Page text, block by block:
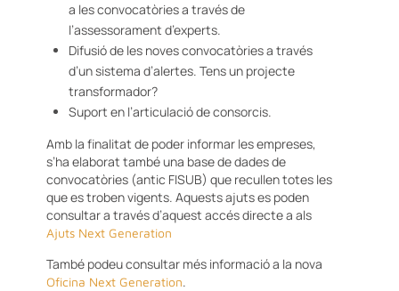
a les convocatòries a través de
l’assessorament d’experts.
Difusió de les noves convocatòries a través
d’un sistema d’alertes. Tens un projecte
transformador?
Suport en l’articulació de consorcis.
Amb la finalitat de poder informar les empreses,
s’ha elaborat també una base de dades de
convocatòries (antic FISUB) que recullen totes les
que es troben vigents. Aquests ajuts es poden
consultar a través d’aquest accés directe a als
Ajuts Next Generation
També podeu consultar més informació a la nova
Oficina Next Generation.